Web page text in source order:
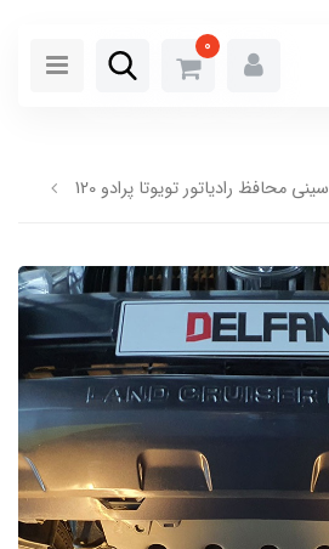
0
سینی محافظ رادیاتور تویوتا پرادو 120